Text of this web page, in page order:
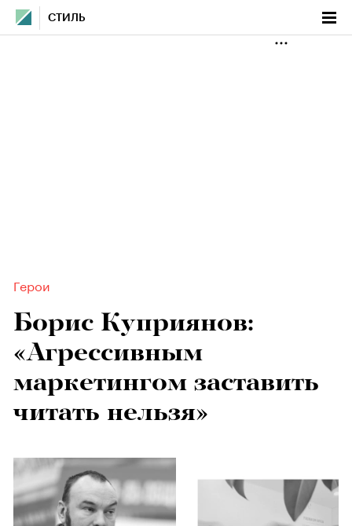
СТИЛЬ
Герои
Борис Куприянов:
«Агрессивным
маркетингом заставить
читать нельзя»